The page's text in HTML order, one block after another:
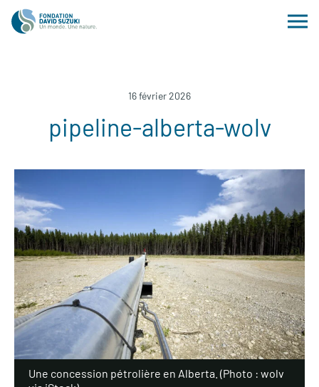
16 février 2026
pipeline-alberta-wolv
Une concession pétrolière en Alberta. (Photo : wolv